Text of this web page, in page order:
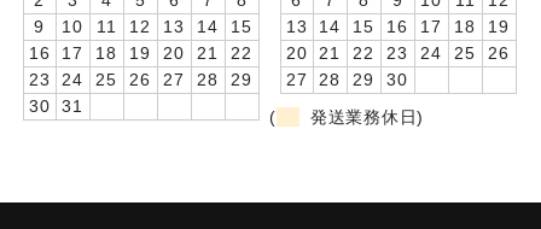
メロディ時計(個別)
知育時計
制服メモリー
9
10 11 12 13 14
15
16
17 18 19 20 21
22
23
24 25 26 27 28
29
30
31
13
14 15 16 17 18
19
20
21 22 23 24 25
26
27
28 29
30
(
発送業務休日)